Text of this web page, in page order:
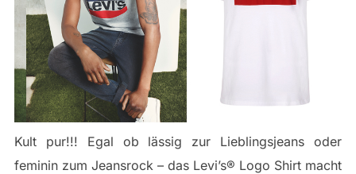
Kult pur!!! Egal ob lässig zur Lieblingsjeans oder
feminin zum Jeansrock – das Levi’s® Logo Shirt macht